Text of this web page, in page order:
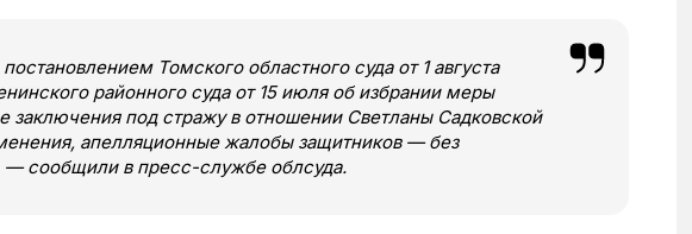
Томского областного суда от 1 августа
районного суда от 15 июля об избрании меры
заключения под стражу в отношении Светланы Садковской
апелляционные жалобы защитников — без
— сообщили в пресс-службе облсуда.